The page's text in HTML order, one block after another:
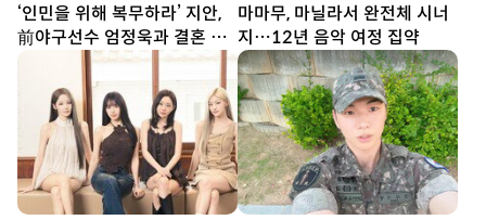
‘인민을 위해 복무하라’ 지안,
前야구선수 엄정욱과 결혼 발
표
마마무, 마닐라서 완전체 시너
지…12년 음악 여정 집약